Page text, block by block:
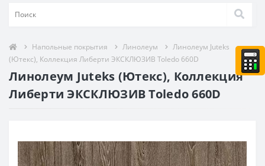
Напольные покрытия Линолеум
Линолеум Juteks
(Ютекс), Коллекция Либерти ЭКСКЛЮЗИВ Toledo 660D
Линолеум Juteks (Ютекс), Коллекция
Либерти ЭКСКЛЮЗИВ Toledo 660D